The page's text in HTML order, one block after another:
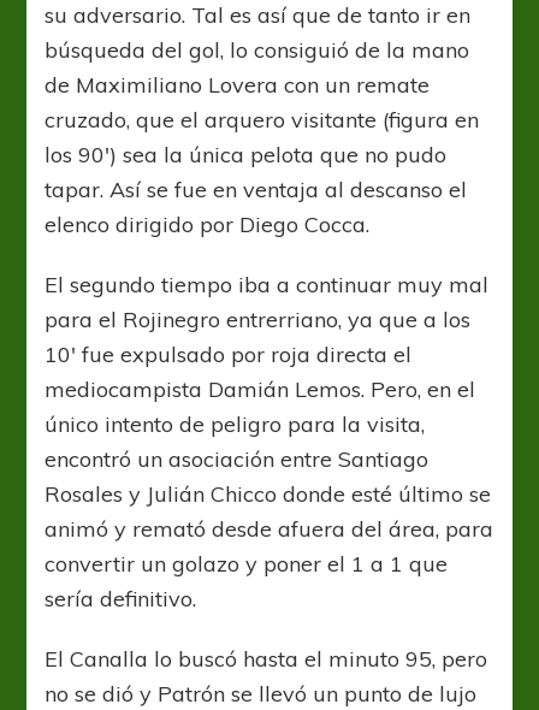
su adversario. Tal es así que de tanto ir en
búsqueda del gol, lo consiguió de la mano
de Maximiliano Lovera con un remate
cruzado, que el arquero visitante (figura en
los 90′) sea la única pelota que no pudo
tapar. Así se fue en ventaja al descanso el
elenco dirigido por Diego Cocca.
El segundo tiempo iba a continuar muy mal
para el Rojinegro entrerriano, ya que a los
10′ fue expulsado por roja directa el
mediocampista Damián Lemos. Pero, en el
único intento de peligro para la visita,
encontró un asociación entre Santiago
Rosales y Julián Chicco donde esté último se
animó y remató desde afuera del área, para
convertir un golazo y poner el 1 a 1 que
sería definitivo.
El Canalla lo buscó hasta el minuto 95, pero
no se dió y Patrón se llevó un punto de lujo